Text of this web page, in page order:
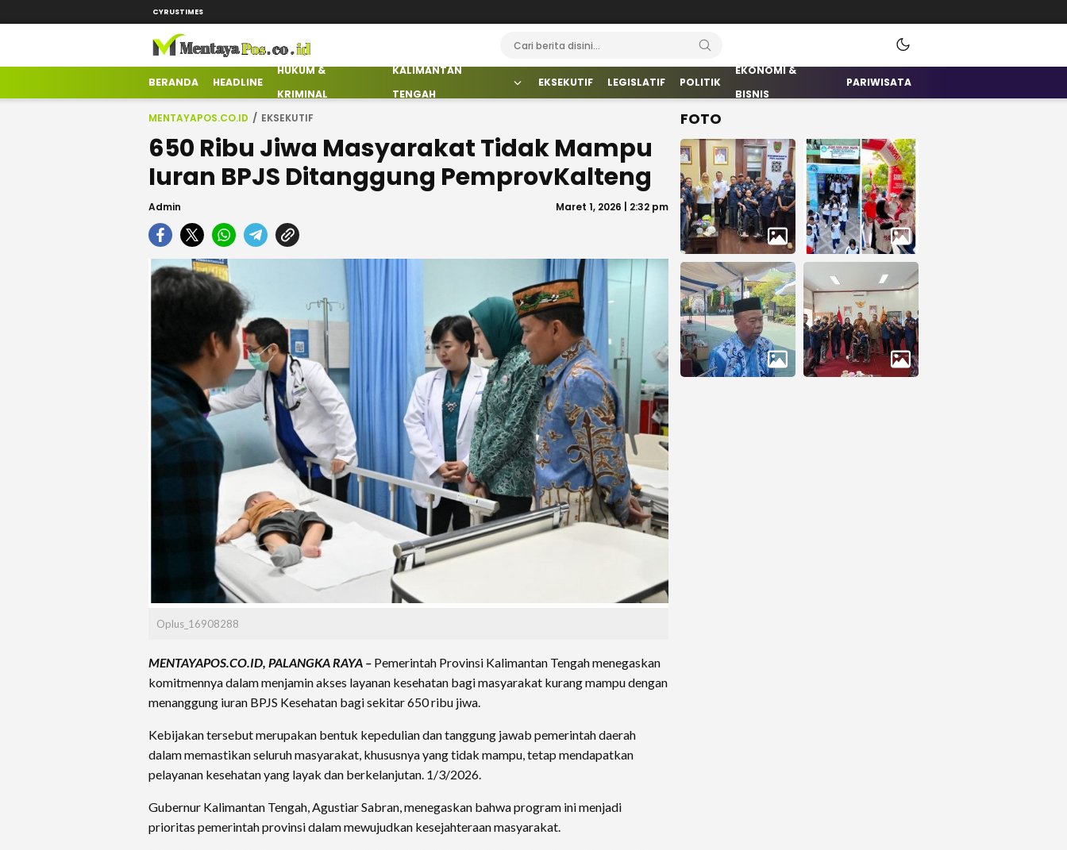
CYRUSTIMES
mentayapos.co.id
Terkini Mengabarkan
BERANDA HEADLINE
HUKUM &
KRIMINAL
KALIMANTAN
TENGAH
EKSEKUTIF LEGISLATIF POLITIK
EKONOMI &
BISNIS
PARIWISATA
MENTAYAPOS.CO.ID EKSEKUTIF
650 Ribu Jiwa Masyarakat Tidak Mampu
Iuran BPJS Ditanggung PemprovKalteng
Admin Maret 1, 2026 | 2:32 pm
Oplus_16908288
MENTAYAPOS.CO.ID, PALANGKA RAYA – Pemerintah Provinsi Kalimantan Tengah menegaskan
komitmennya dalam menjamin akses layanan kesehatan bagi masyarakat kurang mampu dengan
menanggung iuran BPJS Kesehatan bagi sekitar 650 ribu jiwa.
Kebijakan tersebut merupakan bentuk kepedulian dan tanggung jawab pemerintah daerah
dalam memastikan seluruh masyarakat, khususnya yang tidak mampu, tetap mendapatkan
pelayanan kesehatan yang layak dan berkelanjutan. 1/3/2026.
Gubernur Kalimantan Tengah, Agustiar Sabran, menegaskan bahwa program ini menjadi
prioritas pemerintah provinsi dalam mewujudkan kesejahteraan masyarakat.
FOTO